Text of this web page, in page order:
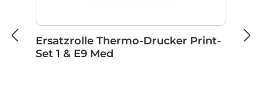
Ersatzrolle Thermo-Drucker Print-
Set 1 & E9 Med